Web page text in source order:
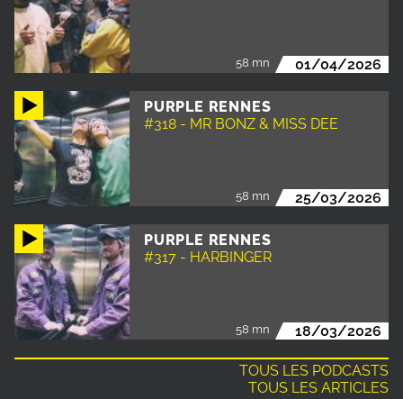
58 mn 01/04/2026
PURPLE RENNES
#318 - MR BONZ & MISS DEE
58 mn 25/03/2026
PURPLE RENNES
#317 - HARBINGER
58 mn 18/03/2026
TOUS LES PODCASTS
TOUS LES ARTICLES